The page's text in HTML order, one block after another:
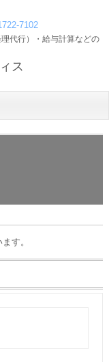
7102
代行）・給与計算などの
ス
す。